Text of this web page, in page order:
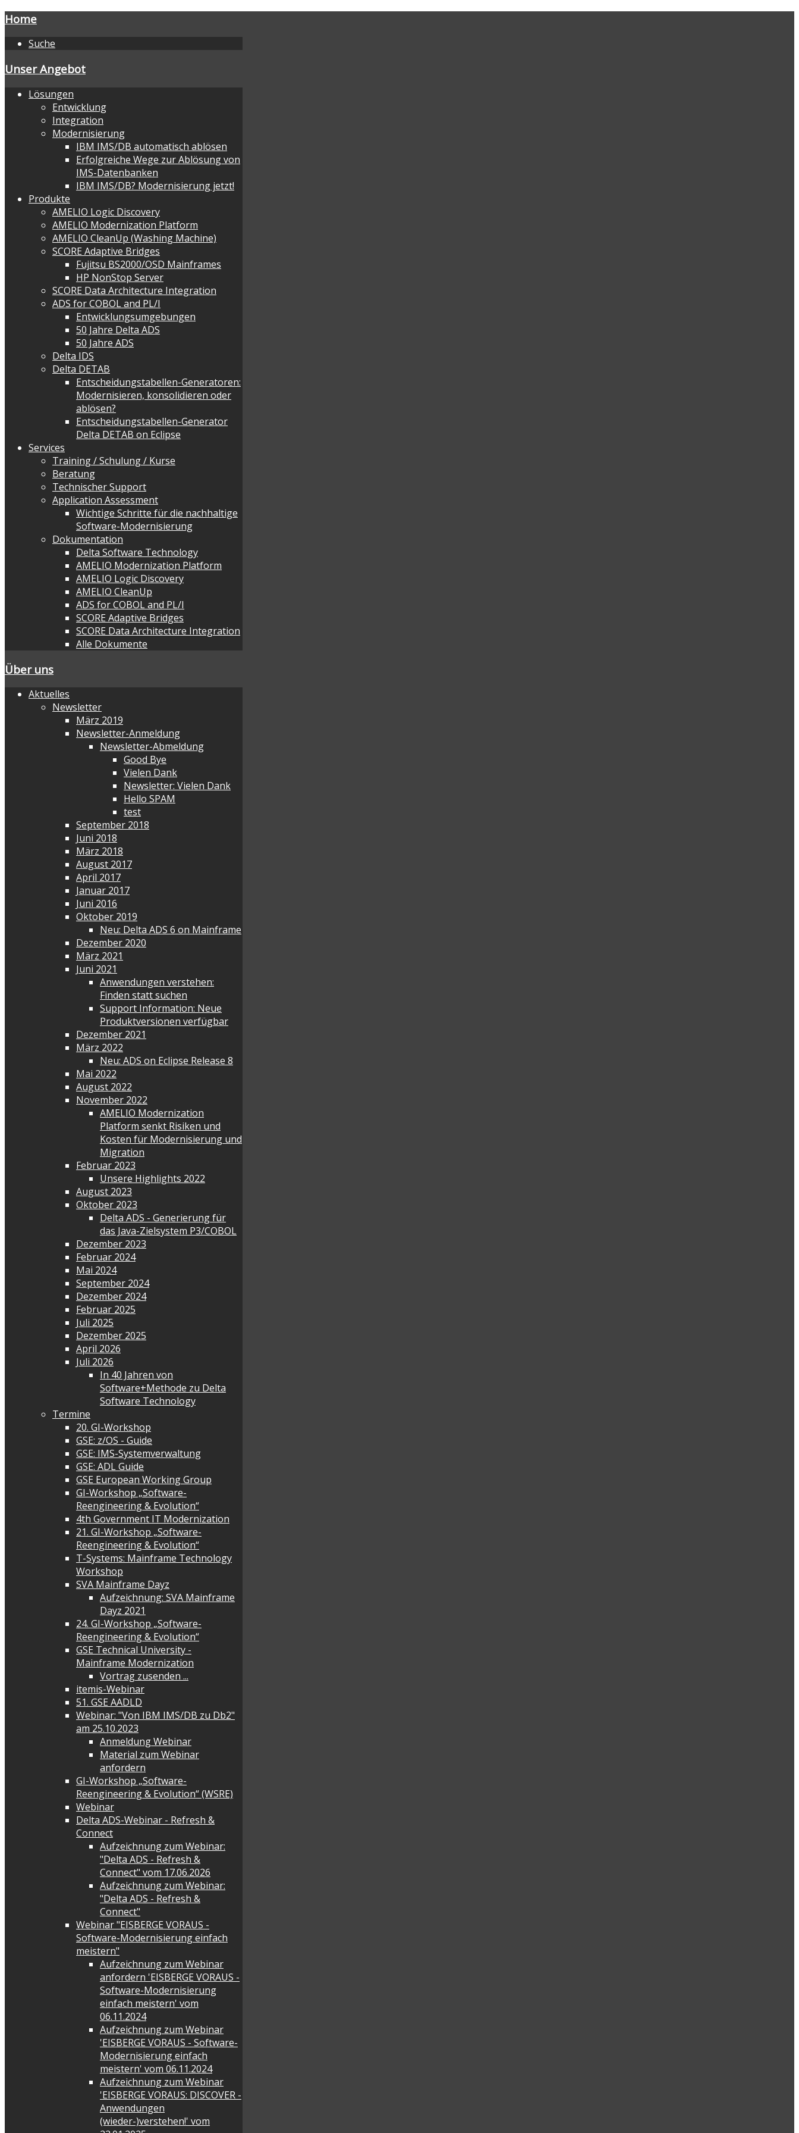
Home
Suche
Unser Angebot
Lösungen
Entwicklung
Integration
Modernisierung
IBM IMS/DB automatisch ablösen
Erfolgreiche Wege zur Ablösung von
IMS-Datenbanken
IBM IMS/DB? Modernisierung jetzt!
Produkte
AMELIO Logic Discovery
AMELIO Modernization Platform
AMELIO CleanUp (Washing Machine)
SCORE Adaptive Bridges
Fujitsu BS2000/OSD Mainframes
HP NonStop Server
SCORE Data Architecture Integration
ADS for COBOL and PL/I
Entwicklungsumgebungen
50 Jahre Delta ADS
50 Jahre ADS
Delta IDS
Delta DETAB
Entscheidungstabellen-Generatoren:
Modernisieren, konsolidieren oder
ablösen?
Entscheidungstabellen-Generator
Delta DETAB on Eclipse
Services
Training / Schulung / Kurse
Beratung
Technischer Support
Application Assessment
Wichtige Schritte für die nachhaltige
Software-Modernisierung
Dokumentation
Delta Software Technology
AMELIO Modernization Platform
AMELIO Logic Discovery
AMELIO CleanUp
ADS for COBOL and PL/I
SCORE Adaptive Bridges
SCORE Data Architecture Integration
Alle Dokumente
Über uns
Aktuelles
Newsletter
März 2019
Newsletter-Anmeldung
Newsletter-Abmeldung
Good Bye
Vielen Dank
Newsletter: Vielen Dank
Hello SPAM
test
September 2018
Juni 2018
März 2018
August 2017
April 2017
Januar 2017
Juni 2016
Oktober 2019
Neu: Delta ADS 6 on Mainframe
Dezember 2020
März 2021
Juni 2021
Anwendungen verstehen:
Finden statt suchen
Support Information: Neue
Produktversionen verfügbar
Dezember 2021
März 2022
Neu: ADS on Eclipse Release 8
Mai 2022
August 2022
November 2022
AMELIO Modernization
Platform senkt Risiken und
Kosten für Modernisierung und
Migration
Februar 2023
Unsere Highlights 2022
August 2023
Oktober 2023
Delta ADS - Generierung für
das Java-Zielsystem P3/COBOL
Dezember 2023
Februar 2024
Mai 2024
September 2024
Dezember 2024
Februar 2025
Juli 2025
Dezember 2025
April 2026
Juli 2026
In 40 Jahren von
Software+Methode zu Delta
Software Technology
Termine
20. GI-Workshop
GSE: z/OS - Guide
GSE: IMS-Systemverwaltung
GSE: ADL Guide
GSE European Working Group
GI-Workshop „Software-
Reengineering & Evolution“
4th Government IT Modernization
21. GI-Workshop „Software-
Reengineering & Evolution“
T-Systems: Mainframe Technology
Workshop
SVA Mainframe Dayz
Aufzeichnung: SVA Mainframe
Dayz 2021
24. GI-Workshop „Software-
Reengineering & Evolution“
GSE Technical University -
Mainframe Modernization
Vortrag zusenden ...
itemis-Webinar
51. GSE AADLD
Webinar: "Von IBM IMS/DB zu Db2"
am 25.10.2023
Anmeldung Webinar
Material zum Webinar
anfordern
GI-Workshop „Software-
Reengineering & Evolution“ (WSRE)
Webinar
Delta ADS-Webinar - Refresh &
Connect
Aufzeichnung zum Webinar:
"Delta ADS - Refresh &
Connect" vom 17.06.2026
Aufzeichnung zum Webinar:
"Delta ADS - Refresh &
Connect"
Webinar "EISBERGE VORAUS -
Software-Modernisierung einfach
meistern"
Aufzeichnung zum Webinar
anfordern 'EISBERGE VORAUS -
Software-Modernisierung
einfach meistern' vom
06.11.2024
Aufzeichnung zum Webinar
'EISBERGE VORAUS - Software-
Modernisierung einfach
meistern' vom 06.11.2024
Aufzeichnung zum Webinar
'EISBERGE VORAUS: DISCOVER -
Anwendungen
(wieder-)verstehen!' vom